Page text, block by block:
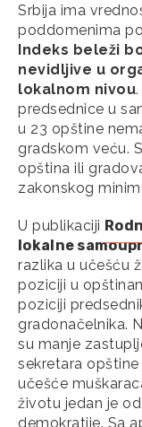
Srbija ima
poddomenima
Indeks beleži
nevidljive u
lokalnom nivou
predsednice u
u 23 opštine
gradskom veću.
opština ili
zakonskog
U publikaciji
lokalne
razlika u učešću
poziciji u
poziciji
gradonačelnika.
su manje
sekretara
učešće
životu jedan je
demokratije. Sa